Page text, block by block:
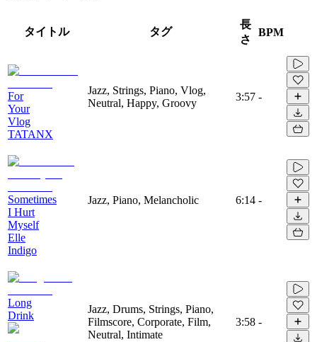
タイトル タグ
長
さ
BPM
For
Your
Vlog
TATANX
Jazz, Strings, Piano, Vlog,
Neutral, Happy, Groovy
3:57 -
Sometimes
I Hurt
Myself
Elle
Indigo
Jazz, Piano, Melancholic 6:14 -
Long
Drink
Jazz, Drums, Strings, Piano,
Filmscore, Corporate, Film,
Neutral, Intimate
3:58 -